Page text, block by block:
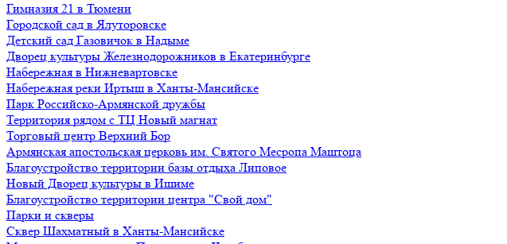
Гимназия 21 в Тюмени
Городской сад в Ялуторовске
Детский сад Газовичок в Надыме
Дворец культуры Железнодорожников в Екатеринбурге
Набережная в Нижневартовске
Набережная реки Иртыш в Ханты-Мансийске
Парк Российско-Армянской дружбы
Территория рядом с ТЦ Новый магнат
Торговый центр Верхний Бор
Армянская апостольская церковь им. Святого Месропа Маштоца
Благоустройство территории базы отдыха Липовое
Нoвый Двoрeц культуры в Ишимe
Благоустройство территории центра "Свой дом"
Парки и скверы
Сквер Шахматный в Ханты-Мансийске